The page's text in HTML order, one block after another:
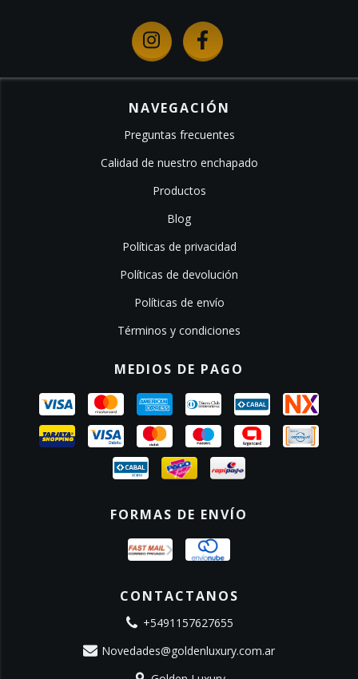
NAVEGACIÓN
Preguntas frecuentes
Calidad de nuestro enchapado
Productos
Blog
Políticas de privacidad
Políticas de devolución
Políticas de envío
Términos y condiciones
MEDIOS DE PAGO
FORMAS DE ENVÍO
CONTACTANOS
+5491157627655
Novedades@goldenluxury.com.ar